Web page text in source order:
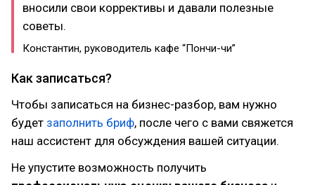
вносили свои коррективы и давали полезные
советы.
Константин, руководитель кафе “Пончи-чи”
Как записаться?
Чтобы записаться на бизнес-разбор, вам нужно
будет заполнить бриф, после чего с вами свяжется
наш ассистент для обсуждения вашей ситуации.
Не упустите возможность получить